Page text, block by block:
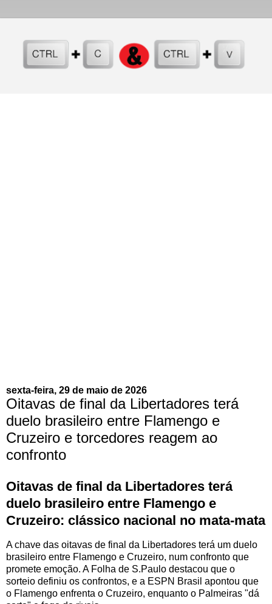
sexta-feira, 29 de maio de 2026
Oitavas de final da Libertadores terá
duelo brasileiro entre Flamengo e
Cruzeiro e torcedores reagem ao
confronto
Oitavas de final da Libertadores terá
duelo brasileiro entre Flamengo e
Cruzeiro: clássico nacional no mata-mata
A chave das oitavas de final da Libertadores terá um duelo
brasileiro entre Flamengo e Cruzeiro, num confronto que
promete emoção. A Folha de S.Paulo destacou que o
sorteio definiu os confrontos, e a ESPN Brasil apontou que
o Flamengo enfrenta o Cruzeiro, enquanto o Palmeiras "dá